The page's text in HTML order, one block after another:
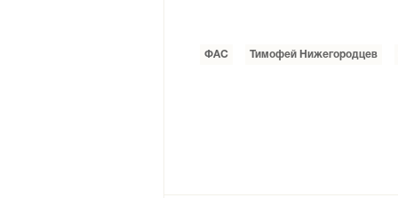
ФАС Тимофей Нижегородцев